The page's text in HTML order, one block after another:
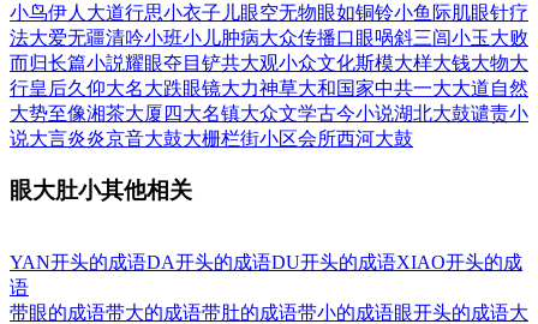
小鸟伊人 大道行思小衣子儿眼空无物眼如铜铃小鱼际肌眼针疗
法大爱无疆清吟小班小儿肿病大众传播口眼㖞斜三闾小玉大败
而归长篇小説耀眼夺目 铲共大观小众文化斯模大样大钱大物大
行皇后久仰大名大跌眼镜大力神草大和国家中共一大大道自然
大势至像湘茶大厦 四大名镇大众文学古今小说湖北大鼓谴责小
说大言炎炎京音大鼓大栅栏街小区会所西河大鼓
眼大肚小其他相关
YAN开头的成语DA开头的成语DU开头的成语XIAO开头的成
语
带眼的成语带大的成语带肚的成语带小的成语眼开头的成语大